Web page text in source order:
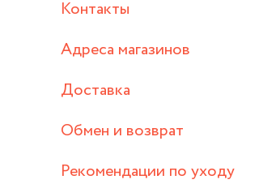
Контакты
Адреса магазинов
Доставка
Обмен и возврат
Рекомендации по уходу